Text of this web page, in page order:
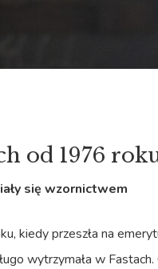
od 1976
się wzornictwem
kiedy przeszła na
wytrzymała w